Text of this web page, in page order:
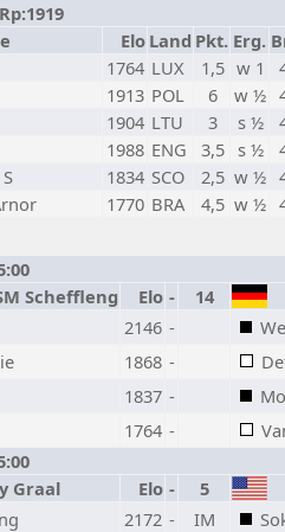
Elo Land Pkt. Erg.
1764 LUX 1,5 w 1
1913 POL 6 w ½
1904 LTU 3 s ½
1988 ENG 3,5 s ½
1834 SCO 2,5 w ½
1770 BRA 4,5 w ½
Scheffleng Elo - 14
2146 -
1868 -
1837 -
1764 -
Graal Elo - 5
2172 - IM